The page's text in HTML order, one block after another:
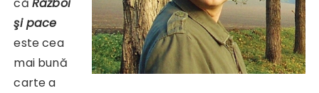
şi pace
este cea
mai bună
carte a